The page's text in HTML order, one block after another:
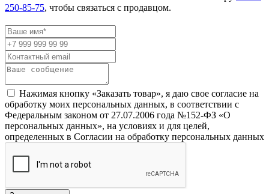
250-85-75, чтобы связаться с продавцом.
Нажимая кнопку «Заказать товар», я даю свое согласие на
обработку моих персональных данных, в соответствии с
Федеральным законом от 27.07.2006 года №152-ФЗ «О
персональных данных», на условиях и для целей,
определенных в Согласии на обработку персональных данных